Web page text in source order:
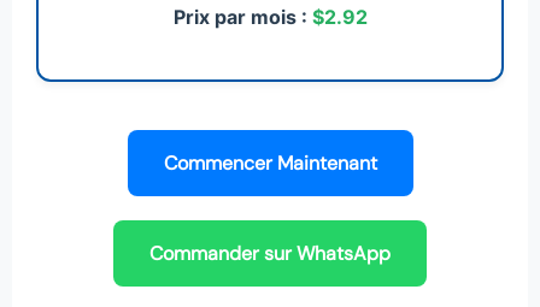
Prix par mois : $2.92
Commencer Maintenant
Commander sur WhatsApp